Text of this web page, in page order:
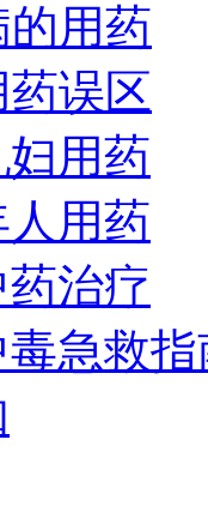
用药
误区
用药
人用药
治疗
急救指